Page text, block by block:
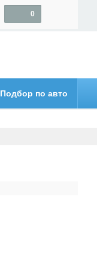
0
Подбор по авто